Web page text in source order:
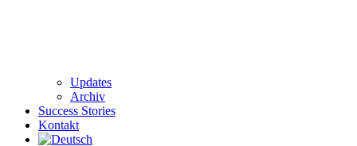
Updates
Archiv
Success Stories
Kontakt